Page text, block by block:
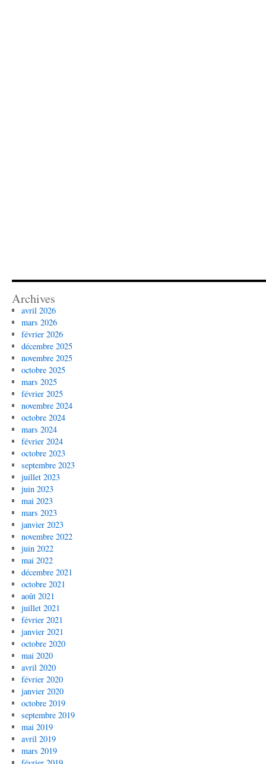
Archives
avril 2026
mars 2026
février 2026
décembre 2025
novembre 2025
octobre 2025
mars 2025
février 2025
novembre 2024
octobre 2024
mars 2024
février 2024
octobre 2023
septembre 2023
juillet 2023
juin 2023
mai 2023
mars 2023
janvier 2023
novembre 2022
juin 2022
mai 2022
décembre 2021
octobre 2021
août 2021
juillet 2021
février 2021
janvier 2021
octobre 2020
mai 2020
avril 2020
février 2020
janvier 2020
octobre 2019
septembre 2019
mai 2019
avril 2019
mars 2019